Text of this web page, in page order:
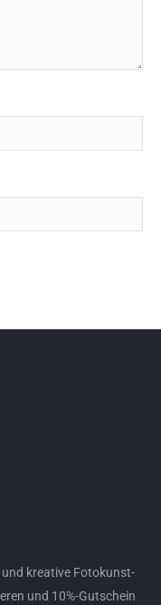
kreative Fotokunst-
und 10%-Gutschein